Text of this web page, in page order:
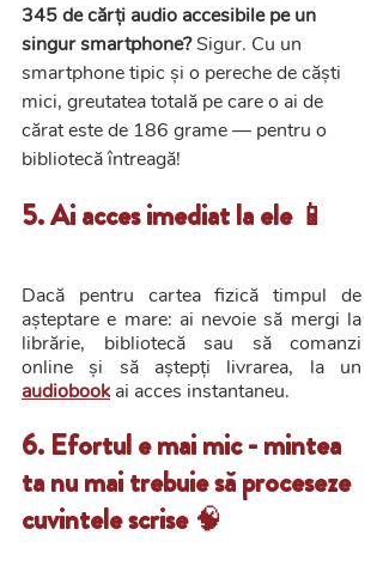
345 de cărți audio accesibile pe un
singur smartphone? Sigur. Cu un
smartphone tipic și o pereche de căști
mici, greutatea totală pe care o ai de
cărat este de 186 grame — pentru o
bibliotecă întreagă!
5. Ai acces imediat la ele 📱
Dacă pentru cartea fizică timpul de
așteptare e mare: ai nevoie să mergi la
librărie, bibliotecă sau să comanzi
audiobook ai acces instantaneu.
6. Efortul e mai mic - mintea
ta nu mai trebuie să proceseze
cuvintele scrise 🧠